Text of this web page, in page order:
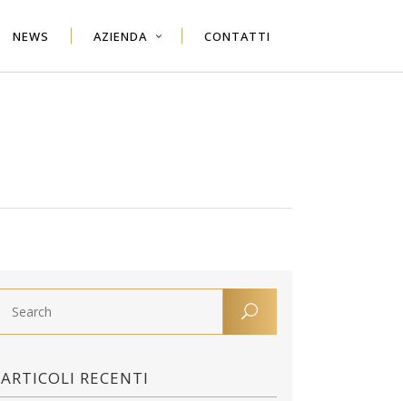
NEWS AZIENDA CONTATTI
ARTICOLI RECENTI